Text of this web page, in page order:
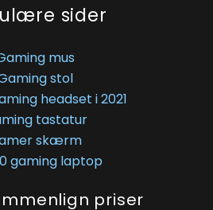
sider
mus
stol
headset i 2021
tastatur
skærm
gaming laptop
priser